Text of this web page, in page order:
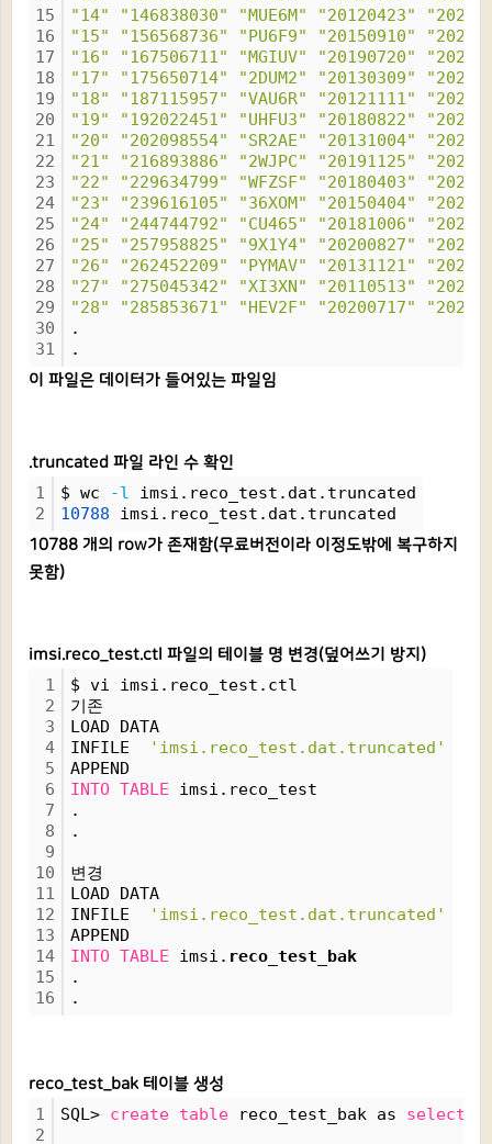
15
16
17
18
19
20
21
22
23
24
25
26
27
28
29
30
31
"14"
"146838030" "MUE6M" "20120423"
"15"
"156568736" "PU6F9" "20150910"
"16"
"167506711" "MGIUV" "20190720"
"17"
"175650714" "2DUM2" "20130309"
"18"
"187115957" "VAU6R" "20121111"
"19"
"192022451" "UHFU3" "20180822"
"20"
"202098554" "SR2AE" "20131004"
"21"
"216893886" "2WJPC" "20191125"
"22"
"229634799" "WFZSF" "20180403"
"23"
"239616105" "36XOM" "20150404"
"24"
"244744792" "CU465" "20181006"
"25"
"257958825" "9X1Y4" "20200827"
"26"
"262452209" "PYMAV" "20131121"
"27"
"275045342" "XI3XN" "20110513"
"28"
"285853671" "HEV2F" "20200717"
.
.
이 파일은 데이터가 들어있는 파일임
.truncated 파일 라인 수 확인
1
2
$ wc -l imsi.reco_test.dat.truncated
10788 imsi.reco_test.dat.truncated
10788 개의 row가 존재함(무료버전이라 이정도밖에 복구하지
못함)
imsi.reco_test.ctl 파일의 테이블 명 변경(덮어쓰기 방지)
1
2
3
4
5
6
7
8
9
10
11
12
13
14
15
16
$ vi imsi.reco_test.ctl
기존
LOAD DATA
INFILE
'imsi.reco_test.dat.truncated'
APPEND
INTO TABLE imsi.reco_test
.
.
변경
LOAD DATA
INFILE
'imsi.reco_test.dat.truncated'
APPEND
INTO TABLE imsi. reco_test_bak
.
.
reco_test_bak 테이블 생성
1
2
SQL> create table reco_test_bak as select